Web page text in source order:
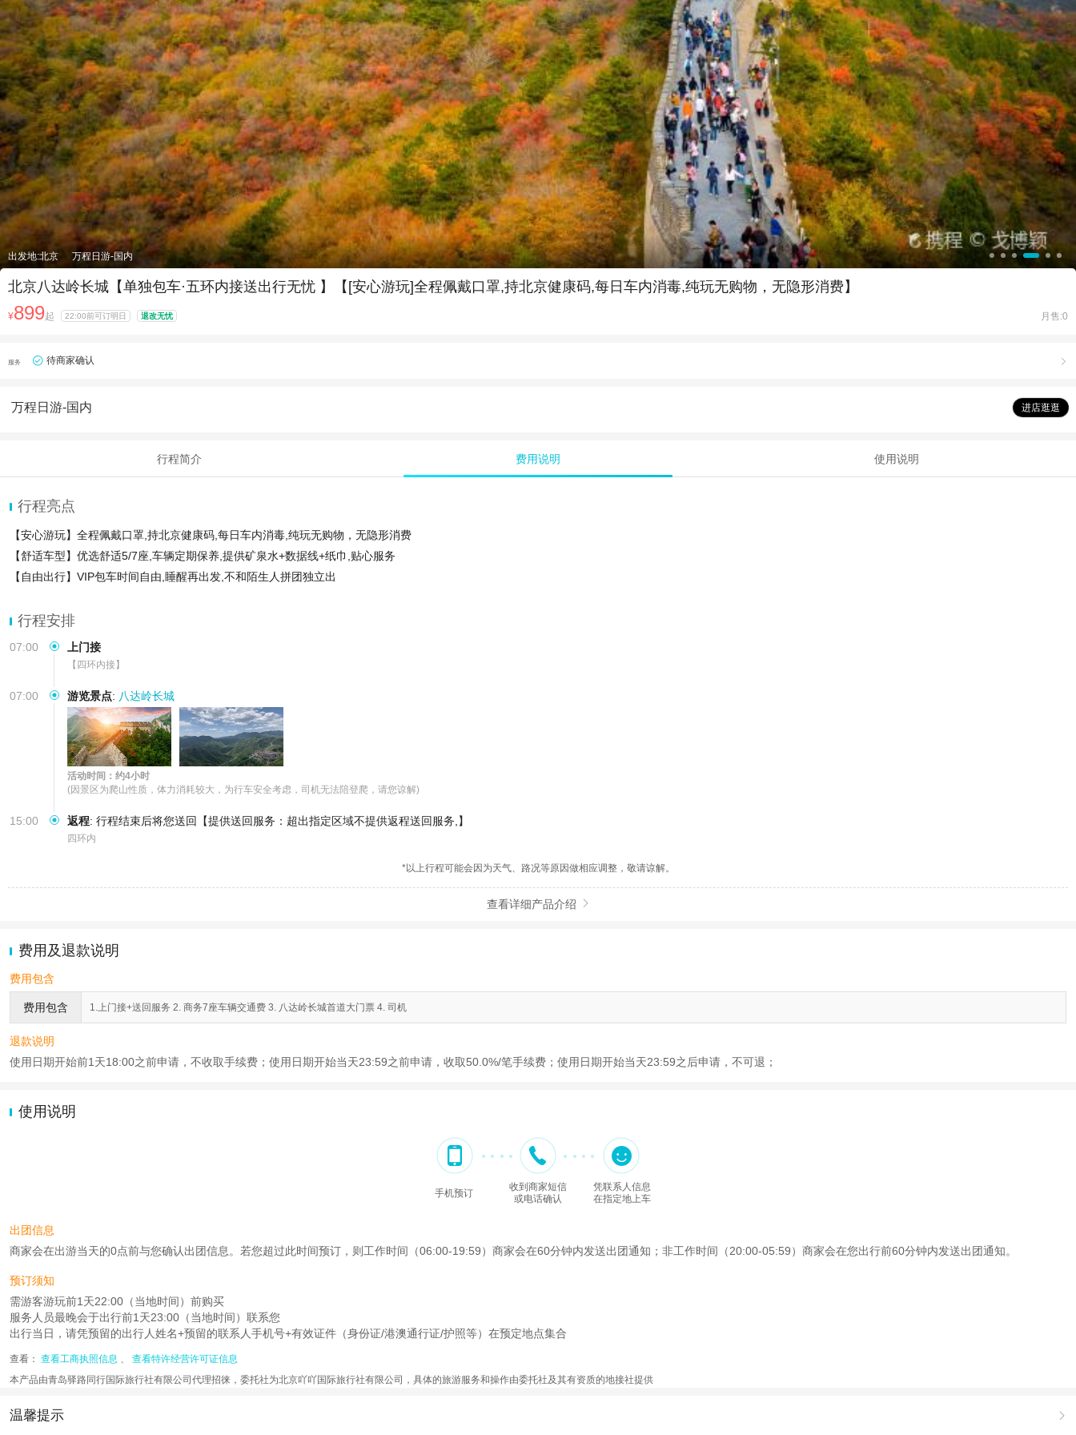
出发地:北京 万程日游-国内
北京八达岭长城【单独包车·五环内接送出行无忧 】【[安心游玩]全程佩戴口罩,持北京健康码,每日车内消毒,纯玩无购物，无隐形消费】
¥899起 22:00前可订明日 退改无忧 月售:0
服务 待商家确认 
万程日游-国内 进店逛逛
行程简介 费用说明 使用说明
行程亮点
【安心游玩】全程佩戴口罩,持北京健康码,每日车内消毒,纯玩无购物，无隐形消费
【舒适车型】优选舒适5/7座,车辆定期保养,提供矿泉水+数据线+纸巾,贴心服务
【自由出行】VIP包车时间自由,睡醒再出发,不和陌生人拼团独立出
行程安排
07:00 上门接
【四环内接】
07:00 游览景点: 八达岭长城
活动时间：约4小时
(因景区为爬山性质，体力消耗较大，为行车安全考虑，司机无法陪登爬，请您谅解)
15:00 返程: 行程结束后将您送回【提供送回服务：超出指定区域不提供返程送回服务,】
四环内
*以上行程可能会因为天气、路况等原因做相应调整，敬请谅解。
查看详细产品介绍 
费用及退款说明
费用包含
费用包含 1.上门接+送回服务 2. 商务7座车辆交通费 3. 八达岭长城首道大门票 4. 司机
退款说明
使用日期开始前1天18:00之前申请，不收取手续费；使用日期开始当天23:59之前申请，收取50.0%/笔手续费；使用日期开始当天23:59之后申请，不可退；
使用说明
手机预订
收到商家短信
或电话确认
凭联系人信息
在指定地上车
出团信息
商家会在出游当天的0点前与您确认出团信息。若您超过此时间预订，则工作时间（06:00-19:59）商家会在60分钟内发送出团通知；非工作时间（20:00-05:59）商家会在您出行前60分钟内发送出团通知。
预订须知
需游客游玩前1天22:00（当地时间）前购买
服务人员最晚会于出行前1天23:00（当地时间）联系您
出行当日，请凭预留的出行人姓名+预留的联系人手机号+有效证件（身份证/港澳通行证/护照等）在预定地点集合
查看： 查看工商执照信息 、
查看特许经营许可证信息
本产品由青岛驿路同行国际旅行社有限公司代理招徕，委托社为北京吖吖国际旅行社有限公司，具体的旅游服务和操作由委托社及其有资质的地接社提供
温馨提示 